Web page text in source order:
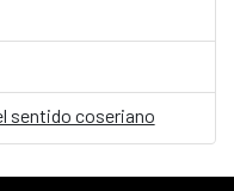
sentido coseriano